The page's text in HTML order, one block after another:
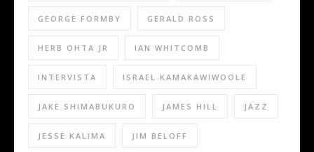
GEORGE FORMBY GERALD ROSS
HERB OHTA JR IAN WHITCOMB
INTERVISTA ISRAEL KAMAKAWIWOOLE
JAKE SHIMABUKURO JAMES HILL JAZZ
JESSE KALIMA JIM BELOFF